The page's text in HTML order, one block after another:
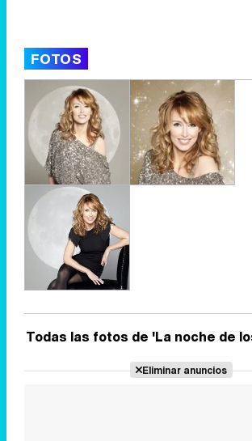
FOTOS
Todas las fotos de 'La noche de
Eliminar anuncios